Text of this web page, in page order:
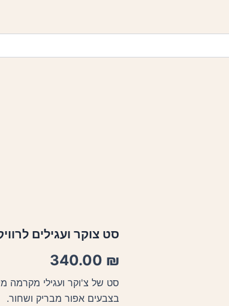
סט צוקר ועגילים
340.00 ₪
סט של צ'וקר ועגילי מקרמה
בצבעים אפור מבריק ושחור.